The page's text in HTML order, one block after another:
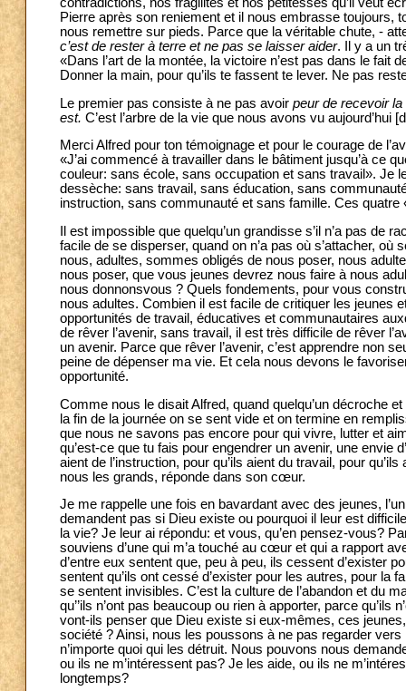
Pierre après son reniement et il nous embrasse toujours,
nous remettre sur pieds. Parce que la véritable chute, -
c’est de rester à terre et ne pas se laisser aider. Il y a un
«Dans l’art de la montée, la victoire n’est pas dans le
Donner la main, pour qu’ils te fassent te lever. Ne pas
Le premier pas consiste à ne pas avoir peur de recevoir
est. C’est l’arbre de la vie que nous avons vu aujourd’hui
Merci Alfred pour ton témoignage et pour le courage de
«J’ai commencé à travailler dans le bâtiment jusqu’à ce
couleur: sans école, sans occupation et sans travail». Je
dessèche: sans travail, sans éducation, sans
instruction, sans communauté et sans famille. Ces quatre
Il est impossible que quelqu’un grandisse s’il n’a pas
facile de se disperser, quand on n’a pas où s’attacher, où
nous, adultes, sommes obligés de nous poser, nous
nous poser, que vous jeunes devrez nous faire à nous
nous donnonsvous ? Quels fondements, pour vous
nous adultes. Combien il est facile de critiquer les
opportunités de travail, éducatives et communautaires
de rêver l’avenir, sans travail, il est très difficile de rêver
un avenir. Parce que rêver l’avenir, c’est apprendre non
peine de dépenser ma vie. Et cela nous devons le
opportunité.
Comme nous le disait Alfred, quand quelqu’un décroche
la fin de la journée on se sent vide et on termine en
que nous ne savons pas encore pour qui vivre, lutter et
qu’est-ce que tu fais pour engendrer un avenir, une envie
aient de l’instruction, pour qu’ils aient du travail, pour
nous les grands, réponde dans son cœur.
Je me rappelle une fois en bavardant avec des jeunes,
demandent pas si Dieu existe ou pourquoi il leur est
la vie? Je leur ai répondu: et vous, qu’en pensez-vous?
souviens d’une qui m’a touché au cœur et qui a rapport
d’entre eux sentent que, peu à peu, ils cessent d’exister
sentent qu’ils ont cessé d’exister pour les autres, pour
se sentent invisibles. C’est la culture de l’abandon et du
qu’’ils n’ont pas beaucoup ou rien à apporter, parce
vont-ils penser que Dieu existe si eux-mêmes, ces
société ? Ainsi, nous les poussons à ne pas regarder vers
n’importe quoi qui les détruit. Nous pouvons nous
ou ils ne m’intéressent pas? Je les aide, ou ils ne
longtemps?